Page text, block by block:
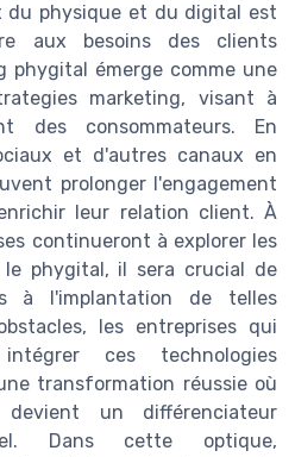
du physique et du digital est
aux besoins des clients
phygital émerge comme une
marketing, visant à
des consommateurs. En
et d'autres canaux en
prolonger l'engagement
leur relation client. À
continueront à explorer les
le phygital, il sera crucial de
à l'implantation de telles
les entreprises qui
ces technologies
transformation réussie où
devient un différenciateur
Dans cette optique,